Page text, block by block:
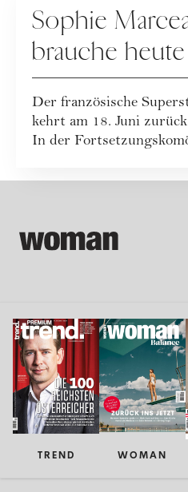
Sophie
brauche
Freiraum für
Der französische
kehrt am 18. Juni
In der
TREND WOMAN